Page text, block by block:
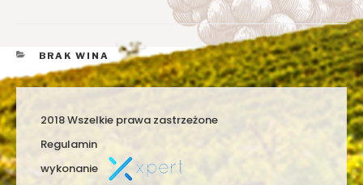
KATEGORIE
BRAK WINA
2018 Wszelkie prawa zastrzeżone
Regulamin
wykonanie